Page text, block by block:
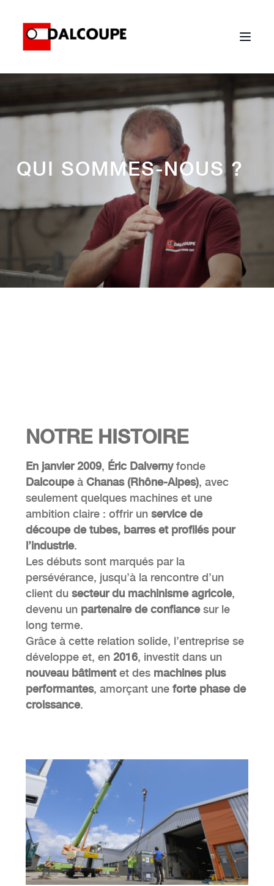
QUI SOMMES-NOUS ?
NOTRE HISTOIRE
En janvier 2009, Éric Dalvernyfonde
DalcoupeàChanas (Rhône-Alpes), avec
seulement quelques machines et une
ambition claire : offrir unservice de
découpe de tubes, barres et profilés pour
l’industrie.
Les débuts sont marqués par la
persévérance, jusqu’à la rencontre d’un
client dusecteur du machinisme agricole,
devenu un partenaire de confiancesur le
long terme.
Grâce à cette relation solide, l’entreprise se
développe et, en 2016, investit dans un
nouveau bâtimentet des machines plus
performantes, amorçant uneforte phase de
croissance.